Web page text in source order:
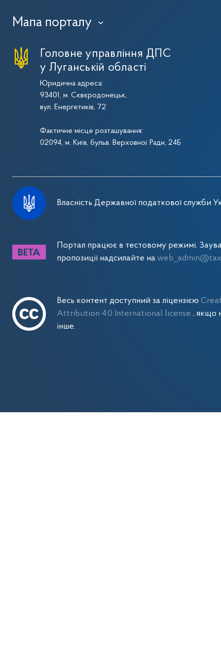
Мапа порталу ›
Головне управління ДПС
у Луганській області
Юридична адреса:
93401, м. Сєвєродонецьк,
вул. Енергетиків, 72
Фактичне місце розташування:
02094, м. Київ, бульв. Верховної Ради, 24Б
Власність Державної податкової служби
Портал працює в тестовому режимі.
пропозиції надсилайте на
Весь контент доступний за ліцензією
Attribution 4.0 International license , якщо
інше.